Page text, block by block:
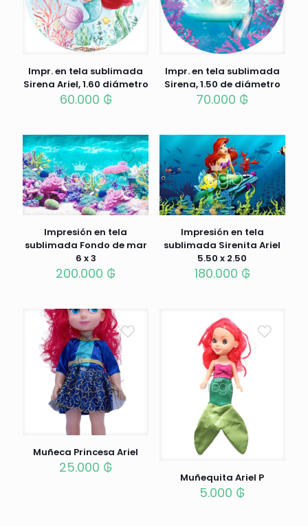
Impr. en tela sublimada
Sirena Ariel, 1.60 diámetro
60.000 ₲
Impr. en tela sublimada
Sirena, 1.50 de diámetro
70.000 ₲
Impresión en tela
sublimada Fondo de mar
6 x 3
200.000 ₲
Impresión en tela
sublimada Sirenita Ariel
5.50 x 2.50
180.000 ₲
Muñeca Princesa Ariel
25.000 ₲
Muñequita Ariel P
5.000 ₲